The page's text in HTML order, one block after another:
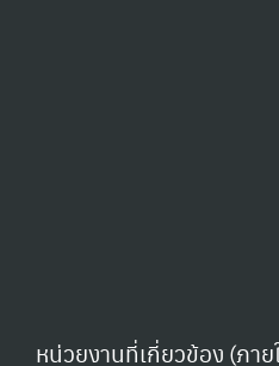
หน่วยงานที่เกี่ยวข้อง (ภาย